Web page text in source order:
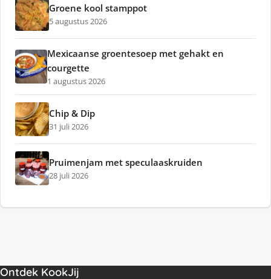
Groene kool stamppot
5 augustus 2026
Mexicaanse groentesoep met gehakt en
courgette
1 augustus 2026
Chip & Dip
31 juli 2026
Pruimenjam met speculaaskruiden
28 juli 2026
Ontdek KookJij